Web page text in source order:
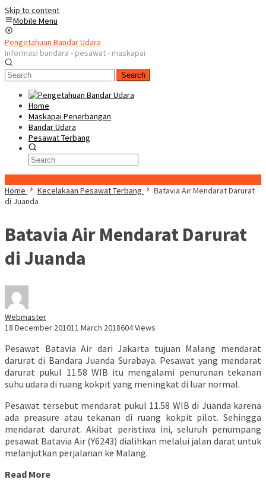
Skip to content
Mobile Menu
Pengetahuan Bandar Udara
Informasi bandara - pesawat - maskapai
Search
Home
Maskapai Penerbangan
Bandar Udara
Pesawat Terbang
Home
Kecelakaan Pesawat Terbang
Batavia Air Mendarat Darurat
di Juanda
Batavia Air Mendarat Darurat
di Juanda
Webmaster
18 December 201011 March 2018604 Views
Pesawat Batavia Air dari Jakarta tujuan Malang mendarat
darurat di Bandara Juanda Surabaya. Pesawat yang mendarat
darurat pukul 11.58 WIB itu mengalami penurunan tekanan
suhu udara di ruang kokpit yang meningkat di luar normal.
Pesawat tersebut mendarat pukul 11.58 WIB di Juanda karena
ada preasure atau tekanan di ruang kokpit pilot. Sehingga
mendarat darurat. Akibat peristiwa ini, seluruh penumpang
pesawat Batavia Air (Y6243) dialihkan melalui jalan darat untuk
melanjutkan perjalanan ke Malang.
Read More